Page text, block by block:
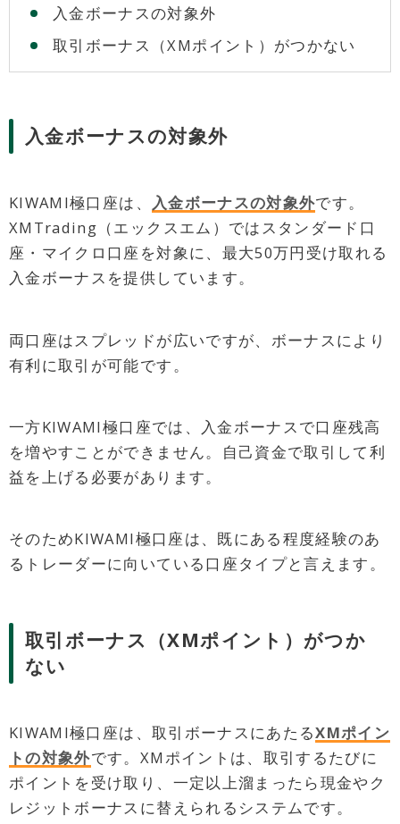
入金ボーナスの対象外
取引ボーナス（XMポイント）がつかない
入金ボーナスの対象外
KIWAMI極口座は、 入金ボーナスの対象外です。
XMTrading（エックスエム）ではスタンダード口
座・マイクロ口座を対象に、最大50万円受け取れる
入金ボーナスを提供しています。
両口座はスプレッドが広いですが、ボーナスにより
有利に取引が可能です。
一方KIWAMI極口座では、入金ボーナスで口座残高
を増やすことができません。自己資金で取引して利
益を上げる必要があります。
そのためKIWAMI極口座は、既にある程度経験のあ
るトレーダーに向いている口座タイプと言えます。
取引ボーナス（XMポイント）がつか
ない
KIWAMI極口座は、取引ボーナスにあたるXMポイン
トの対象外です。XMポイントは、取引するたびに
ポイントを受け取り、一定以上溜まったら現金やク
レジットボーナスに替えられるシステムです。